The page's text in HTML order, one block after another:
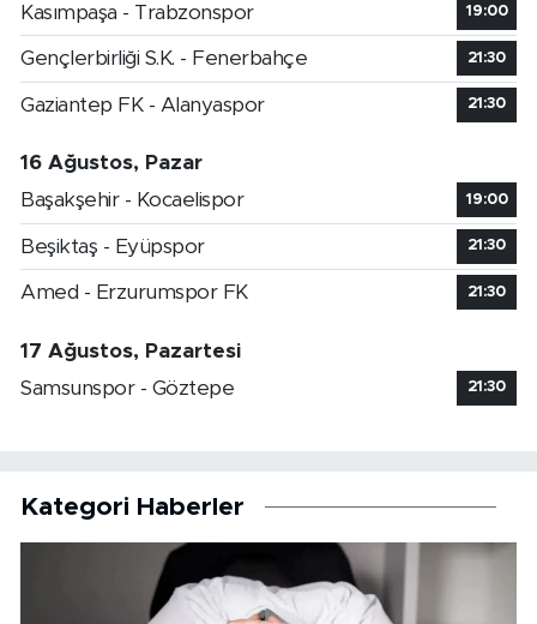
Kasımpaşa - Trabzonspor 19:00
Gençlerbirliği S.K. - Fenerbahçe 21:30
Gaziantep FK - Alanyaspor 21:30
16 Ağustos, Pazar
Başakşehir - Kocaelispor
19:00
Beşiktaş - Eyüpspor 21:30
Amed - Erzurumspor FK 21:30
17 Ağustos, Pazartesi
Samsunspor - Göztepe
21:30
Kategori Haberler